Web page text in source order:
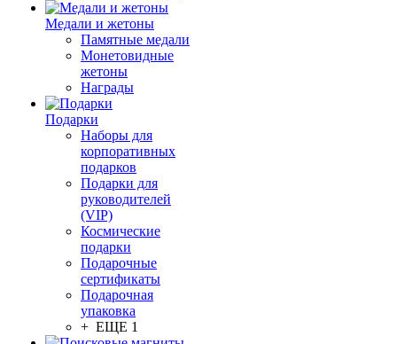
Медали и жетоны
Памятные медали
Монетовидные
жетоны
Награды
Подарки
Наборы для
корпоративных
подарков
Подарки для
руководителей
(VIP)
Космические
подарки
Подарочные
сертификаты
Подарочная
упаковка
+ ЕЩЕ 1